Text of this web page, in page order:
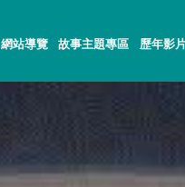
網站導覽 故事主題專區 歷年影